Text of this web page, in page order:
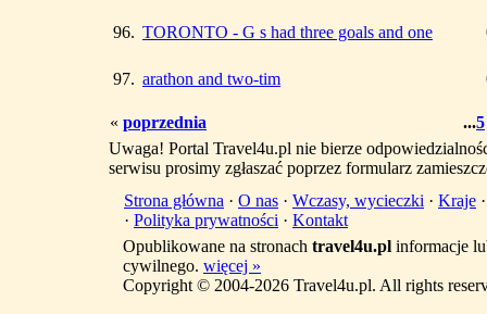
96. TORONTO - G s had three goals and one
97. arathon and two-tim
« poprzednia ...5
Uwaga! Portal Travel4u.pl nie bierze
serwisu prosimy zgłaszać poprzez formularz
Strona główna · O nas · Wczasy, wycieczki · Kraje
· Polityka prywatności · Kontakt
Opublikowane na stronach travel4u.pl informacje
cywilnego. więcej »
Copyright © 2004-2026 Travel4u.pl. All rights